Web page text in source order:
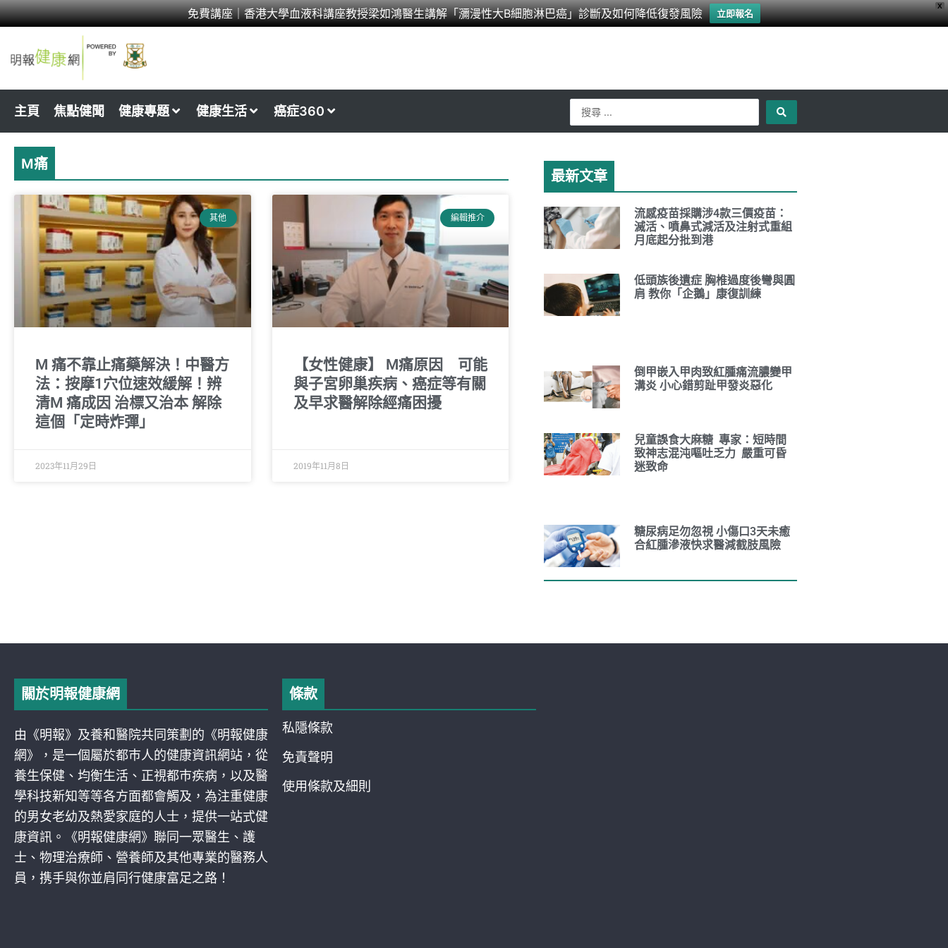
X
免費講座｜香港大學血液科講座教授梁如鴻醫生講解「瀰漫性大B細胞淋巴癌」診斷及如何降低復發風險 立即報名
Skip
to
content
主頁 焦點健聞 健康專題 健康生活 癌症360
Search
...
M痛
其他
M 痛不靠止痛藥解決！中醫方
法：按摩1穴位速效緩解！辨
清M 痛成因 治標又治本 解除
這個「定時炸彈」
2023年11月29日
編輯推介
【女性健康】 M痛原因 可能
與子宮卵巢疾病、癌症等有關
及早求醫解除經痛困擾
2019年11月8日
最新文章
流感疫苗採購涉4款三價疫苗：
滅活、噴鼻式減活及注射式重組
月底起分批到港
低頭族後遺症 胸椎過度後彎與圓
肩 教你「企鵝」康復訓練
倒甲嵌入甲肉致紅腫痛流膿變甲
溝炎 小心錯剪趾甲發炎惡化
兒童誤食大麻糖 專家：短時間
致神志混沌嘔吐乏力 嚴重可昏
迷致命
糖尿病足勿忽視 小傷口3天未癒
合紅腫滲液快求醫減截肢風險
關於明報健康網
由《明報》及養和醫院共同策劃的《明報健康
網》，是一個屬於都巿人的健康資訊網站，從
養生保健、均衡生活、正視都巿疾病，以及醫
學科技新知等等各方面都會觸及，為注重健康
的男女老幼及熱愛家庭的人士，提供一站式健
康資訊。《明報健康網》聯同一眾醫生、護
士、物理治療師、營養師及其他專業的醫務人
員，携手與你並肩同行健康富足之路！
條款
私隱條款
免責聲明
使用條款及細則